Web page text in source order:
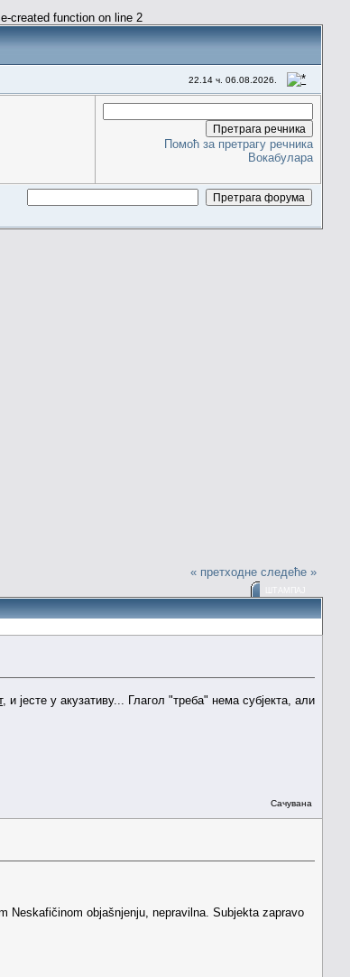
created function on line 2
22.14 ч. 06.08.2026.
Помоћ за претрагу речника
Вокабулара
« претходне следеће »
, и јесте у акузативу... Глагол "треба" нема субјекта, али
Сачувана
Neskafičinom objašnjenju, nepravilna. Subjekta zapravo